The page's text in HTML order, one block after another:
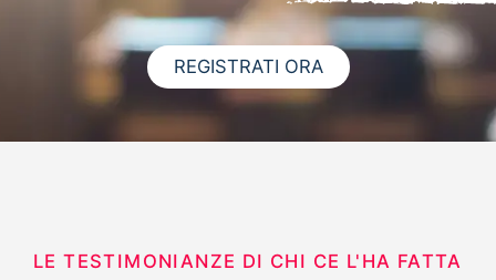
REGISTRATI ORA
LE TESTIMONIANZE DI CHI CE L'HA FATTA